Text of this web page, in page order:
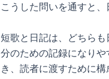
こうした問いを通すと
短歌と日記は、どちら
分のための記録になり
き、読者に渡すために構